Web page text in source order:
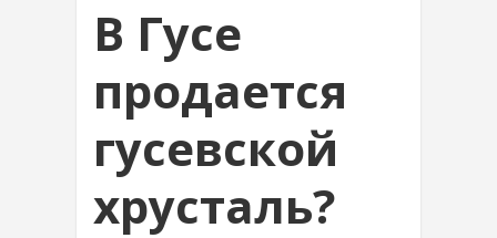
В Гусе
продается
гусевской
хрусталь?